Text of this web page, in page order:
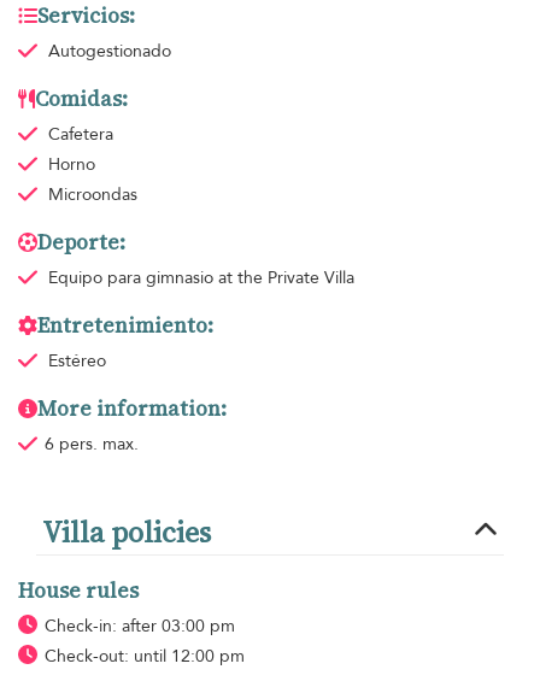
Servicios:
Autogestionado
Comidas:
Cafetera
Horno
Microondas
Deporte:
Equipo para gimnasio at the Private Villa
Entretenimiento:
Estéreo
More information:
6 pers. max.
Villa policies
House rules
Check-in: after 03:00 pm
Check-out: until 12:00 pm